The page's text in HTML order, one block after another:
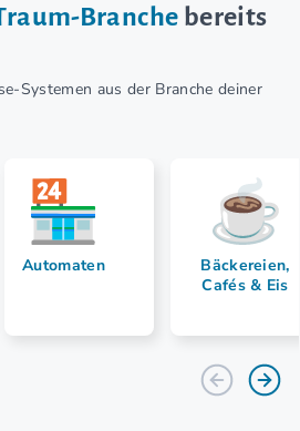
Branche bereits
Systemen aus der Branche deiner
Automaten
Bäckereien,
Cafés & Eis